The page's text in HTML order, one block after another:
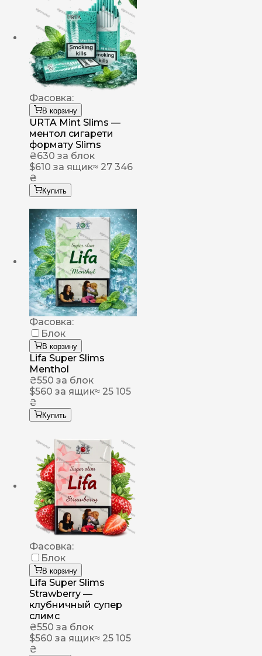
Фасовка:
В корзину
URTA Mint Slims —
ментол сигарети
формату Slims
₴630 за блок
$610 за ящик≈ 27 346
₴
Купить
Фасовка:
Блок
В корзину
Lifa Super Slims
Menthol
₴550 за блок
$560 за ящик≈ 25 105
₴
Купить
Фасовка:
Блок
В корзину
Lifa Super Slims
Strawberry —
клубничный супер
слимс
₴550 за блок
$560 за ящик≈ 25 105
₴